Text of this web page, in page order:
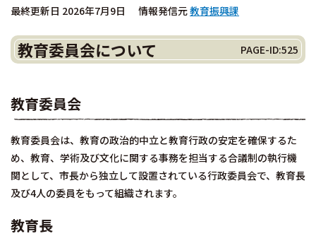
最終更新日 2026年7月9日 情報発信元教育振興課
教育委員会について PAGE-ID:525
教育委員会
教育委員会は、教育の政治的中立と教育行政の安定を確保するた
め、教育、学術及び文化に関する事務を担当する合議制の執行機
関として、市長から独立して設置されている行政委員会で、教育長
及び4人の委員をもって組織されます。
教育長